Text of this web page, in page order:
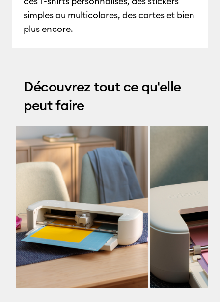
simples ou multicolores, des cartes et bien
plus encore.
Découvrez tout ce qu'elle
peut faire